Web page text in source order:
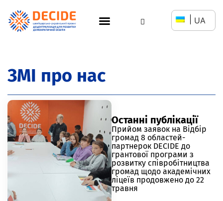
UA
ЗМІ про нас
Останні публікації
Прийом заявок на Відбір
громад 8 областей-
партнерок DECIDE до
грантової програми з
розвитку співробітництва
громад щодо академічних
ліцеїв продовжено до 22
травня